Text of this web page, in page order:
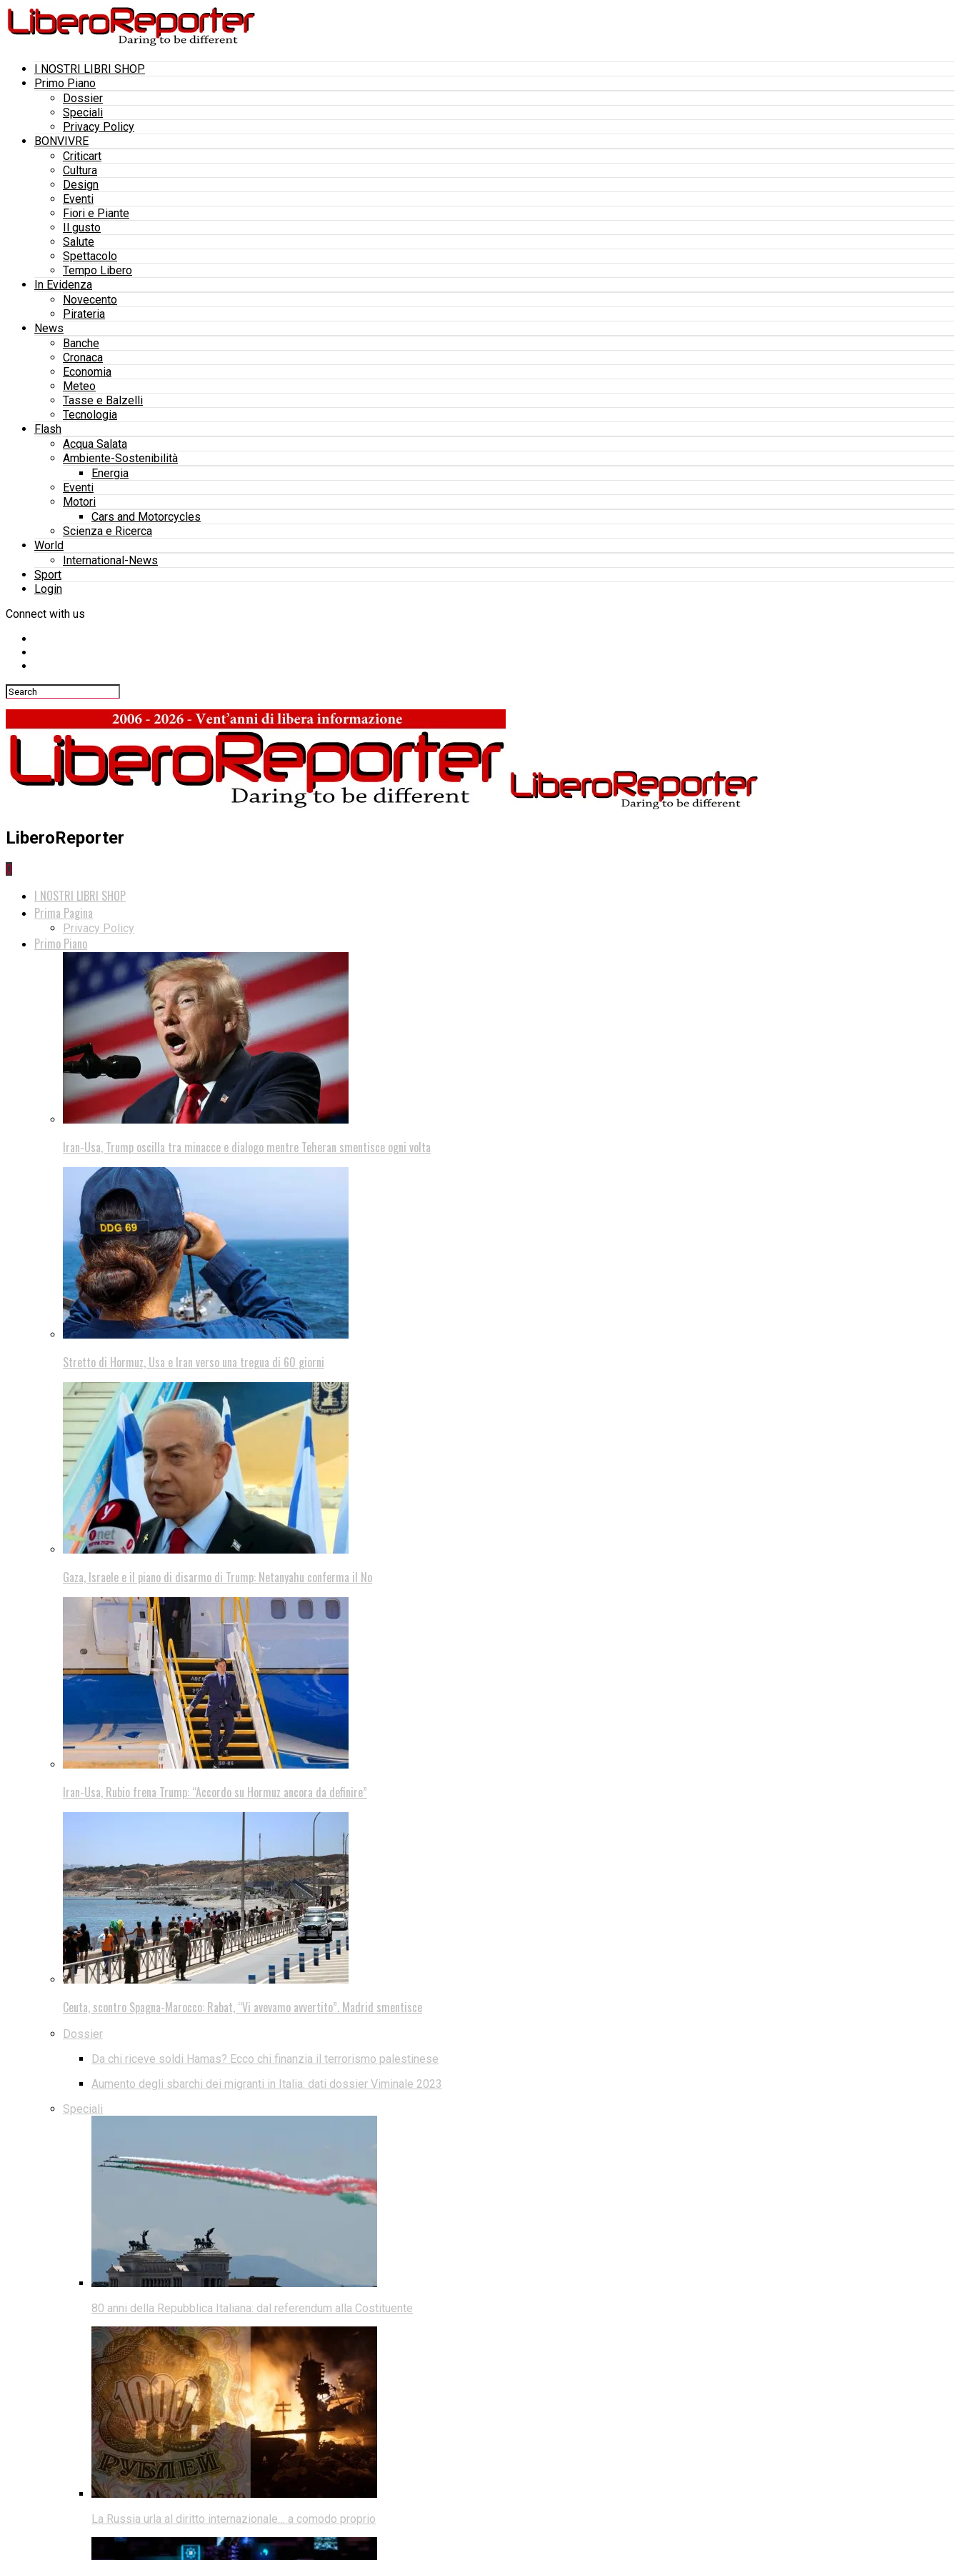
I NOSTRI LIBRI SHOP
Primo Piano
Dossier
Speciali
Privacy Policy
BONVIVRE
Criticart
Cultura
Design
Eventi
Fiori e Piante
Il gusto
Salute
Spettacolo
Tempo Libero
In Evidenza
Novecento
Pirateria
News
Banche
Cronaca
Economia
Meteo
Tasse e Balzelli
Tecnologia
Flash
Acqua Salata
Ambiente-Sostenibilità
Energia
Eventi
Motori
Cars and Motorcycles
Scienza e Ricerca
World
International-News
Sport
Login
Connect with us
LiberoReporter
0
I NOSTRI LIBRI SHOP
Prima Pagina
Privacy Policy
Primo Piano
Iran-Usa, Trump oscilla tra minacce e dialogo mentre Teheran smentisce ogni volta
Stretto di Hormuz, Usa e Iran verso una tregua di 60 giorni
Gaza, Israele e il piano di disarmo di Trump: Netanyahu conferma il No
Iran-Usa, Rubio frena Trump: “Accordo su Hormuz ancora da definire”
Ceuta, scontro Spagna-Marocco: Rabat, “Vi avevamo avvertito”. Madrid smentisce
Dossier
Da chi riceve soldi Hamas? Ecco chi finanzia il terrorismo palestinese
Aumento degli sbarchi dei migranti in Italia: dati dossier Viminale 2023
Speciali
80 anni della Repubblica Italiana: dal referendum alla Costituente
La Russia urla al diritto internazionale… a comodo proprio